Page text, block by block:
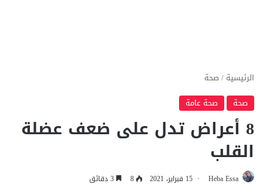
الرئيسية /صحة
صحة
صحة عامة
8 أعراض تدل على ضعف عضلة
القلب
Heba Essa 15 فبراير، 2021 8